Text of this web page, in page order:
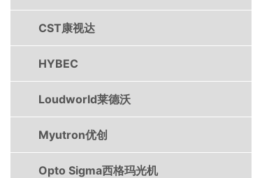
CST康视达
HYBEC
Loudworld莱德沃
Myutron优创
Opto Sigma西格玛光机